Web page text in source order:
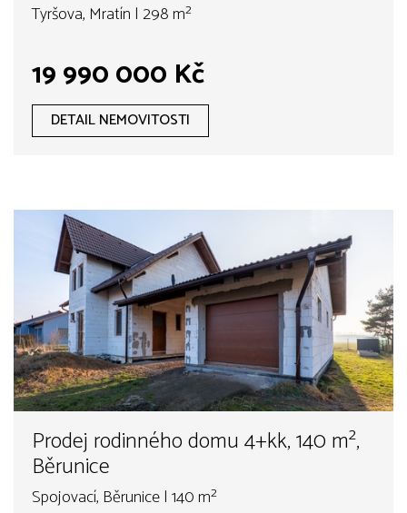
Tyršova, Mratín | 298 m²
19 990 000 Kč
DETAIL NEMOVITOSTI
Prodej rodinného domu 4+kk, 140 m²,
Běrunice
Spojovací, Běrunice | 140 m²